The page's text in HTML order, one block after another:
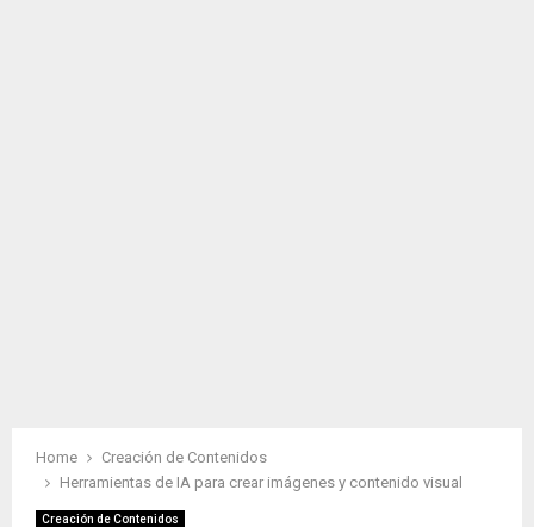
Home
Creación de Contenidos
Herramientas de IA para crear imágenes y contenido visual
Creación de Contenidos